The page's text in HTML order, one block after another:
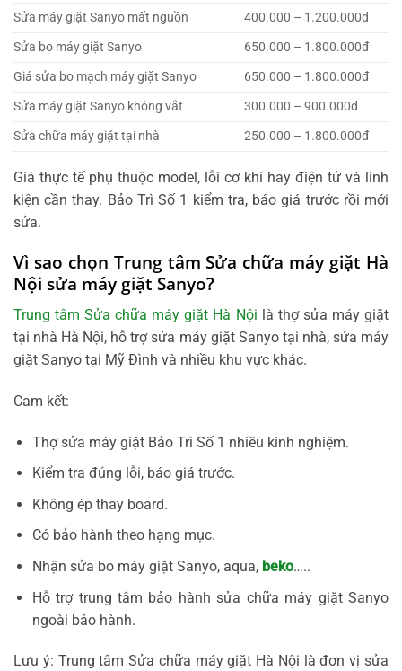
Sửa máy giặt Sanyo mất nguồn
400.000 – 1.200.000đ
Sửa bo máy giặt Sanyo
650.000 – 1.800.000đ
Giá sửa bo mạch máy giặt Sanyo
650.000 – 1.800.000đ
Sửa máy giặt Sanyo không vắt
300.000 – 900.000đ
Sửa chữa máy giặt tại nhà
250.000 – 1.800.000đ
Giá thực tế phụ thuộc model, lỗi cơ khí hay điện tử và linh
kiện cần thay. Bảo Trì Số 1 kiểm tra, báo giá trước rồi mới
sửa.
Vì sao chọn Trung tâm Sửa chữa máy giặt Hà
Nội sửa máy giặt Sanyo?
Trung tâm Sửa chữa máy giặt Hà Nội là thợ sửa máy giặt
tại nhà Hà Nội, hỗ trợ sửa máy giặt Sanyo tại nhà, sửa máy
giặt Sanyo tại Mỹ Đình và nhiều khu vực khác.
Cam kết:
Thợ sửa máy giặt Bảo Trì Số 1 nhiều kinh nghiệm.
Kiểm tra đúng lỗi, báo giá trước.
Không ép thay board.
Có bảo hành theo hạng mục.
Nhận sửa bo máy giặt Sanyo, aqua, beko…..
Hỗ trợ trung tâm bảo hành sửa chữa máy giặt Sanyo
ngoài bảo hành.
Lưu ý: Trung tâm Sửa chữa máy giặt Hà Nội là đơn vị sửa